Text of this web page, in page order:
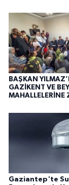
BAŞKAN
GAZİKENT VE
MAHALLELERİNE
Gaziantep'te Su